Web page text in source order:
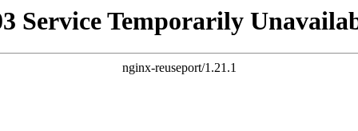
Service Temporarily
nginx-reuseport/1.21.1